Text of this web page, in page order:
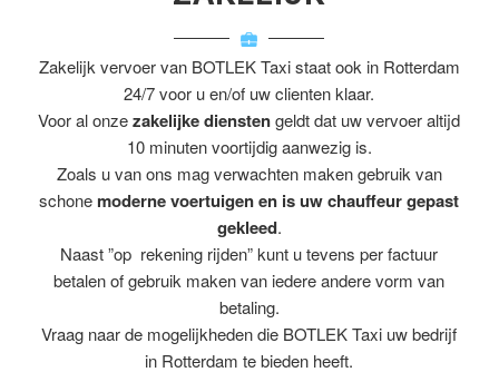
Zakelijk vervoer van BOTLEK Taxi staat ook in Rotterdam
24/7 voor u en/of uw clienten klaar.
Voor al onzezakelijke dienstengeldt dat uw vervoer altijd
10 minuten voortijdig aanwezig is.
Zoals u van ons mag verwachten maken gebruik van
schone moderne voertuigen en is uw chauffeur gepast
gekleed.
Naast ”op rekening rijden” kunt u tevens per factuur
betalen of gebruik maken van iedere andere vorm van
betaling.
Vraag naar de mogelijkheden die BOTLEK Taxi uw bedrijf
in Rotterdam te bieden heeft.